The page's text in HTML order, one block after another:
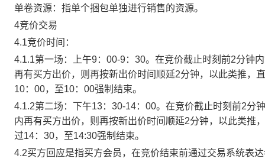
单卷资源：指单个捆包单独进行销售的资源。
4竞价交易
4.1竞价时间：
4.1.1第一场：上午9：00-9：30。在竞价截止时刻前2分钟
再有买方出价，则再按新出价时间顺延2分钟，以此类推，
10：00，至10：00强制结束。
4.1.2第二场：下午13：30-14：00。在竞价截止时刻前2分
内再有买方出价，则再按新出价时间顺延2分钟，以此类推
过14：30，至14:30强制结束。
4.2买方回应是指买方会员，在竞价结束前通过交易系统表